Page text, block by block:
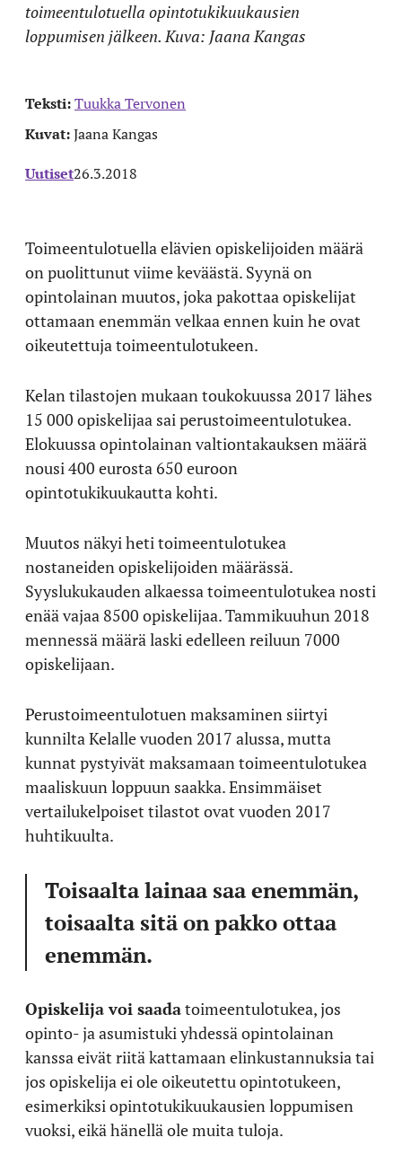
toimeentulotuella opintotukikuukausien
loppumisen jälkeen. Kuva: Jaana Kangas
Teksti:Tuukka Tervonen
Kuvat:Jaana Kangas
Uutiset26.3.2018
Toimeentulotuella elävien opiskelijoiden määrä
on puolittunut viime keväästä. Syynä on
opintolainan muutos, joka pakottaa opiskelijat
ottamaan enemmän velkaa ennen kuin he ovat
oikeutettuja toimeentulotukeen.
Kelan tilastojen mukaan toukokuussa 2017 lähes
15 000 opiskelijaa sai perustoimeentulotukea.
Elokuussa opintolainan valtiontakauksen määrä
nousi 400 eurosta 650 euroon
opintotukikuukautta kohti.
Muutos näkyi heti toimeentulotukea
nostaneiden opiskelijoiden määrässä.
Syyslukukauden alkaessa toimeentulotukea nosti
enää vajaa 8500 opiskelijaa. Tammikuuhun 2018
mennessä määrä laski edelleen reiluun 7000
opiskelijaan.
Perustoimeentulotuen maksaminen siirtyi
kunnilta Kelalle vuoden 2017 alussa, mutta
kunnat pystyivät maksamaan toimeentulotukea
maaliskuun loppuun saakka. Ensimmäiset
vertailukelpoiset tilastot ovat vuoden 2017
huhtikuulta.
Toisaalta lainaa saa enemmän,
toisaalta sitä on pakko ottaa
enemmän.
Opiskelija voi saadatoimeentulotukea, jos
opinto- ja asumistuki yhdessä opintolainan
kanssa eivät riitä kattamaan elinkustannuksia tai
jos opiskelija ei ole oikeutettu opintotukeen,
esimerkiksi opintotukikuukausien loppumisen
vuoksi, eikä hänellä ole muita tuloja.